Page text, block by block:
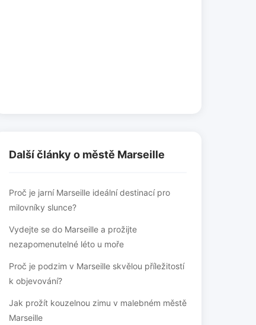
Další články o městě Marseille
Proč je jarní Marseille ideální destinací pro
milovníky slunce?
Vydejte se do Marseille a prožijte
nezapomenutelné léto u moře
Proč je podzim v Marseille skvělou příležitostí
k objevování?
Jak prožít kouzelnou zimu v malebném městě
Marseille